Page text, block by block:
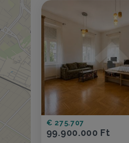
€ 275.707
99.900.000 Ft